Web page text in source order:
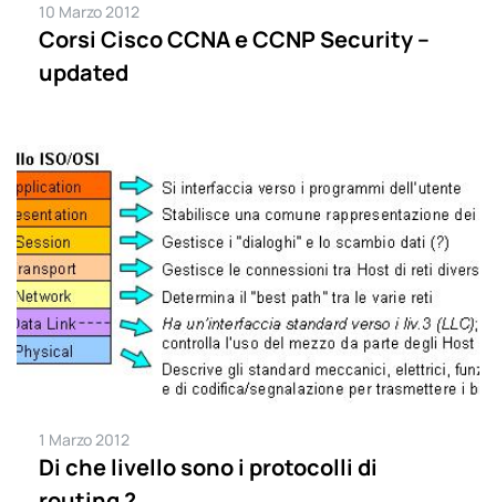
10 Marzo 2012
Corsi Cisco CCNA e CCNP Security –
updated
1 Marzo 2012
Di che livello sono i protocolli di